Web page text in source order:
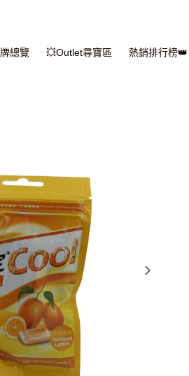
總覽 💥Outlet尋寶區 熱銷排行榜👑